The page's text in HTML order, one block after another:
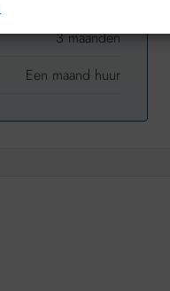
3 maanden
Een maand huur